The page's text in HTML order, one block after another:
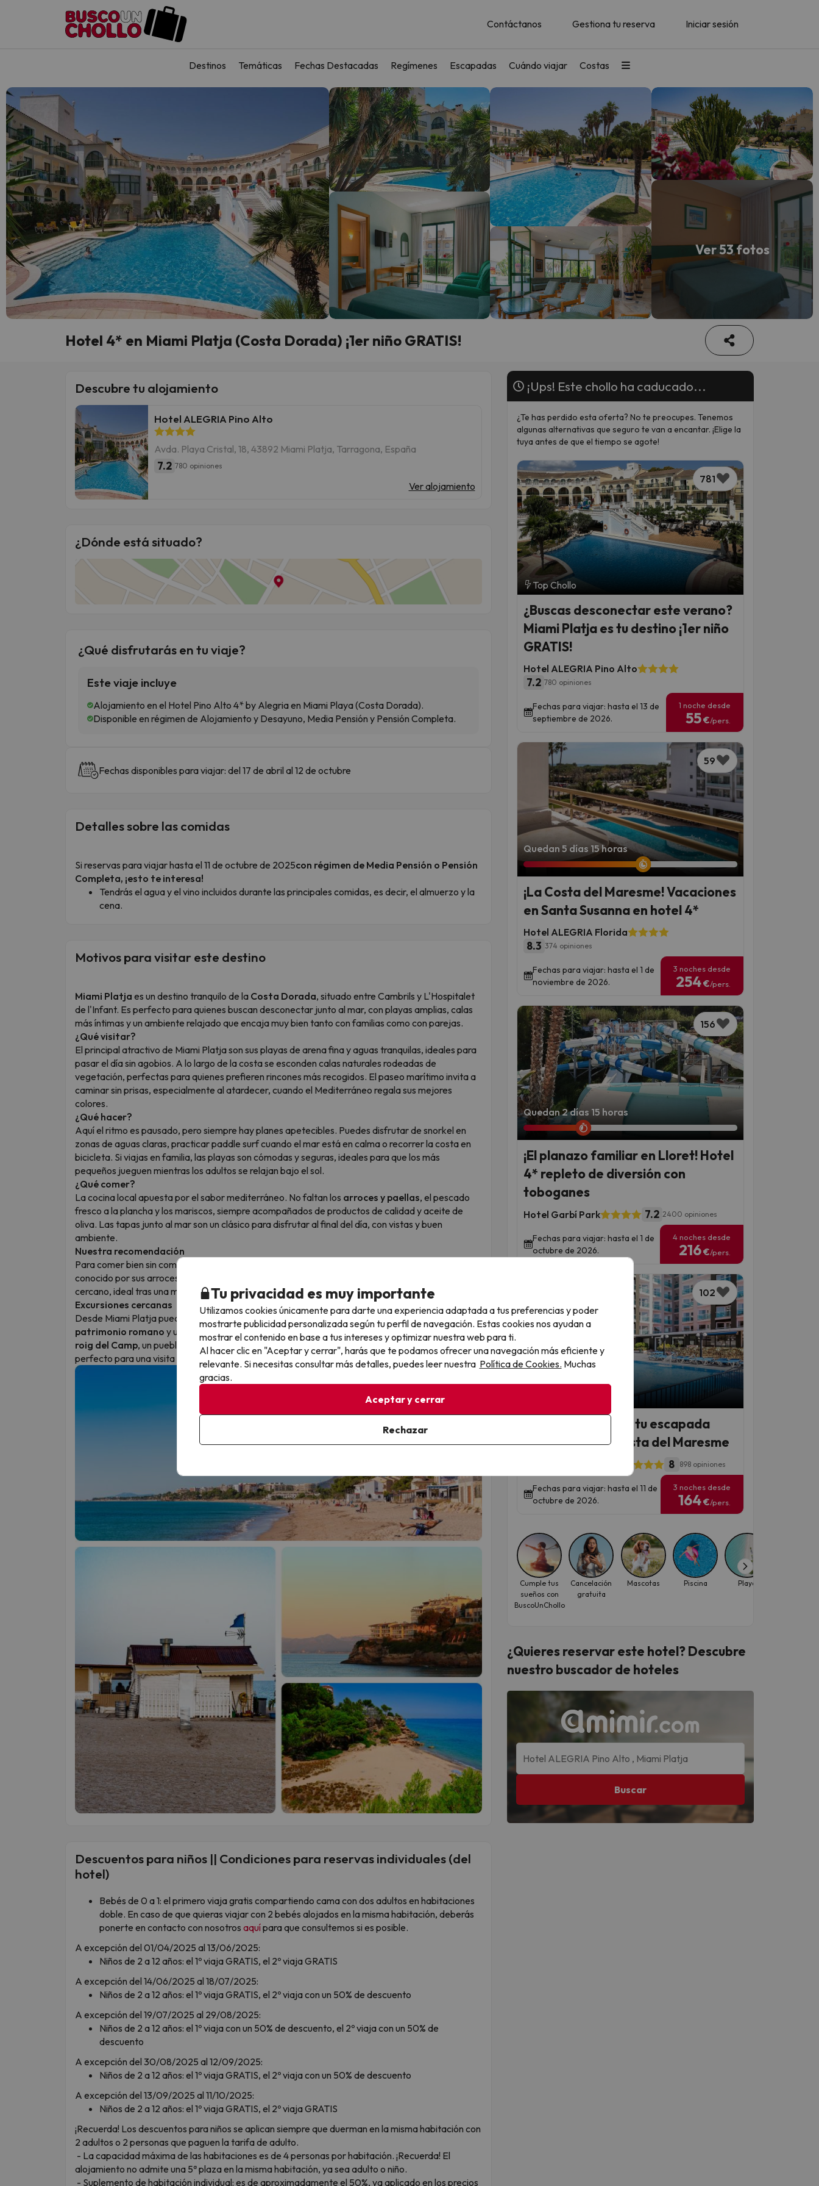
Contáctanos Gestiona tu reserva Iniciar sesión
Destinos Temáticas Fechas Destacadas Regímenes Escapadas Cuándo viajar Costas
Ver 53 fotos
Hotel 4* en Miami Platja (Costa Dorada) ¡1er niño GRATIS!
Descubre tu alojamiento
Hotel ALEGRIA Pino Alto
Avda. Playa Cristal, 18, 43892 Miami Platja, Tarragona, España
7.2 780 opiniones
Ver alojamiento
¿Dónde está situado?
¿Qué disfrutarás en tu viaje?
Este viaje incluye
Alojamiento en el Hotel Pino Alto 4* by Alegria en Miami Playa (Costa Dorada).
Disponible en régimen de Alojamiento y Desayuno, Media Pensión y Pensión Completa.
Fechas disponibles para viajar: del 17 de abril al 12 de octubre
Detalles sobre las comidas
Si reservas para viajar hasta el 11 de octubre de 2025con régimen de Media Pensión o Pensión
Completa, ¡esto te interesa!
Tendrás el agua y el vino incluidos durante las principales comidas, es decir, el almuerzo y la
cena.
Motivos para visitar este destino
Miami Platja es un destino tranquilo de la Costa Dorada, situado entre Cambrils y L'Hospitalet
de l'Infant. Es perfecto para quienes buscan desconectar junto al mar, con playas amplias, calas
más íntimas y un ambiente relajado que encaja muy bien tanto con familias como con parejas.
¿Qué visitar?
El principal atractivo de Miami Platja son sus playas de arena fina y aguas tranquilas, ideales para
pasar el día sin agobios. A lo largo de la costa se esconden calas naturales rodeadas de
vegetación, perfectas para quienes prefieren rincones más recogidos. El paseo marítimo invita a
caminar sin prisas, especialmente al atardecer, cuando el Mediterráneo regala sus mejores
colores.
¿Qué hacer?
Aquí el ritmo es pausado, pero siempre hay planes apetecibles. Puedes disfrutar de snorkel en
zonas de aguas claras, practicar paddle surf cuando el mar está en calma o recorrer la costa en
bicicleta. Si viajas en familia, las playas son cómodas y seguras, ideales para que los más
pequeños jueguen mientras los adultos se relajan bajo el sol.
¿Qué comer?
La cocina local apuesta por el sabor mediterráneo. No faltan los arroces y paellas, el pescado
fresco a la plancha y los mariscos, siempre acompañados de productos de calidad y aceite de
oliva. Las tapas junto al mar son un clásico para disfrutar al final del día, con vistas y buen
ambiente.
Nuestra recomendación
Para comer bien sin complicaciones,
conocido por sus arroces, pescados y cocina mediterránea tradicional, con un ambiente familiar y
cercano, ideal tras una mañana de playa.
Excursiones cercanas
Desde Miami Platja puedes acercarte fácilmente aTarragona, una ciudad con un impresionante
patrimonio romano y un casco antiguo lleno de encanto. Otra escapada interesante esMont-
roig del Camp, un pueblo con paisajes rurales y un fuerte vínculo con la obra deJoan Miró,
perfecto para una visita diferente.
Descuentos para niños || Condiciones para reservas individuales (del
hotel)
Bebés de 0 a 1: el primero viaja gratis compartiendo cama con dos adultos en habitaciones
doble. En caso de que quieras viajar con 2 bebés alojados en la misma habitación, deberás
ponerte en contacto con nosotros aquípara que consultemos si es posible.
A excepción del 01/04/2025 al 13/06/2025:
Niños de 2 a 12 años: el 1º viaja GRATIS, el 2º viaja GRATIS
A excepción del 14/06/2025 al 18/07/2025:
Niños de 2 a 12 años: el 1º viaja GRATIS, el 2º viaja con un 50% de descuento
A excepción del 19/07/2025 al 29/08/2025:
Niños de 2 a 12 años: el 1º viaja con un 50% de descuento, el 2º viaja con un 50% de
descuento
A excepción del 30/08/2025 al 12/09/2025:
Niños de 2 a 12 años: el 1º viaja GRATIS, el 2º viaja con un 50% de descuento
A excepción del 13/09/2025 al 11/10/2025:
Niños de 2 a 12 años: el 1º viaja GRATIS, el 2º viaja GRATIS
¡Recuerda! Los descuentos para niños se aplican siempre que duerman en la misma habitación con
2 adultos o 2 personas que paguen la tarifa de adulto.
- La capacidad máxima de las habitaciones es de 4 personas por habitación. ¡Recuerda! El
alojamiento no admite una 5ª plaza en la misma habitación, ya sea adulto o niño.
- Suplemento de habitación individual: es de aproximadamente el 50%, ya aplicado en los precios
¡Ups! Este chollo ha caducado...
¿Te has perdido esta oferta? No te preocupes. Tenemos
algunas alternativas que seguro te van a encantar. ¡Elige la
tuya antes de que el tiempo se agote!
781
Top Chollo
¿Buscas desconectar este verano?
Miami Platja es tu destino ¡1er niño
GRATIS!
Hotel ALEGRIA Pino Alto
7.2 780 opiniones
Fechas para viajar: hasta el 13 de
septiembre de 2026.
1 noche desde
55€/pers.
59
Quedan 5 días 15 horas
¡La Costa del Maresme! Vacaciones
en Santa Susanna en hotel 4*
Hotel ALEGRIA Florida
8.3 374 opiniones
Fechas para viajar: hasta el 1 de
noviembre de 2026.
3 noches desde
254€/pers.
156
Quedan 2 días 15 horas
¡El planazo familiar en Lloret! Hotel
4* repleto de diversión con
toboganes
Hotel Garbí Park 7.2 2400 opiniones
Fechas para viajar: hasta el 1 de
octubre de 2026.
4 noches desde
216€/pers.
102
A un paso del mar: tu escapada
perfecta en la Costa del Maresme
8 898 opiniones
Fechas para viajar: hasta el 11 de
octubre de 2026.
3 noches desde
164€/pers.
Cumple tus
sueños con
BuscoUnChollo
Cancelación
gratuita
Mascotas Piscina Playa
¿Quieres reservar este hotel? Descubre
nuestro buscador de hoteles
Buscar
Tu privacidad es muy importante
Utilizamos cookies únicamente para darte una experiencia adaptada a tus preferencias y poder
mostrarte publicidad personalizada según tu perfil de navegación. Estas cookies nos ayudan a
mostrar el contenido en base a tus intereses y optimizar nuestra web para ti.
Al hacer clic en "Aceptar y cerrar", harás que te podamos ofrecer una navegación más eficiente y
relevante. Si necesitas consultar más detalles, puedes leer nuestra Política de Cookies. Muchas
gracias.
Aceptar y cerrar
Rechazar